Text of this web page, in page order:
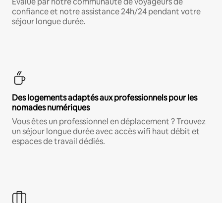
confiance et notre assistance 24h/24 pendant votre
séjour longue durée.
Des logements adaptés aux professionnels pour les
nomades numériques
Vous êtes un professionnel en déplacement ? Trouvez
un séjour longue durée avec accès wifi haut débit et
espaces de travail dédiés.